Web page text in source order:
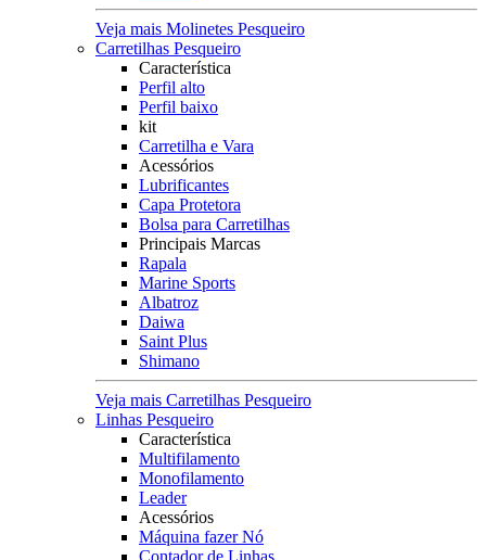
Veja mais Molinetes Pesqueiro
Carretilhas Pesqueiro
Característica
Perfil alto
Perfil baixo
kit
Carretilha e Vara
Acessórios
Lubrificantes
Capa Protetora
Bolsa para Carretilhas
Principais Marcas
Rapala
Marine Sports
Albatroz
Daiwa
Saint Plus
Shimano
Veja mais Carretilhas Pesqueiro
Linhas Pesqueiro
Característica
Multifilamento
Monofilamento
Leader
Acessórios
Máquina fazer Nó
Contador de Linhas